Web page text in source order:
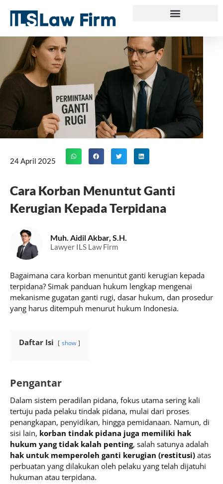
content
24 April 2025
Cara Korban Menuntut Ganti
Kerugian Kepada Terpidana
Muh. Aidil Akbar, S.H.
Lawyer ILS Law Firm
Bagaimana cara korban menuntut ganti kerugian kepada
terpidana? Simak panduan hukum lengkap mengenai
mekanisme gugatan ganti rugi, dasar hukum, dan prosedur
yang harus ditempuh menurut hukum Indonesia.
Daftar Isi show
Pengantar
Dalam sistem peradilan pidana, fokus utama sering kali
tertuju pada pelaku tindak pidana, mulai dari proses
penangkapan, penyidikan, hingga pemidanaan. Namun, di
sisi lain, korban tindak pidana juga memiliki hak
hukum yang tidak kalah penting, salah satunya adalah
hak untuk memperoleh ganti kerugian (restitusi) atas
perbuatan yang dilakukan oleh pelaku yang telah dijatuhi
hukuman atau terpidana.